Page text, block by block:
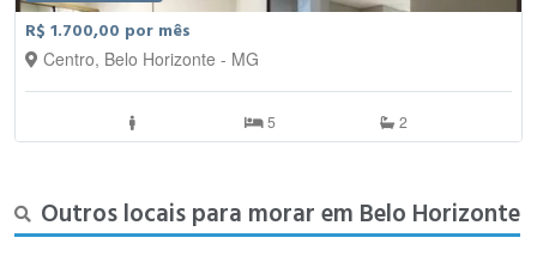
R$ 1.700,00 por mês
Centro, Belo Horizonte - MG
5 2
Outros locais para morar em Belo Horizonte